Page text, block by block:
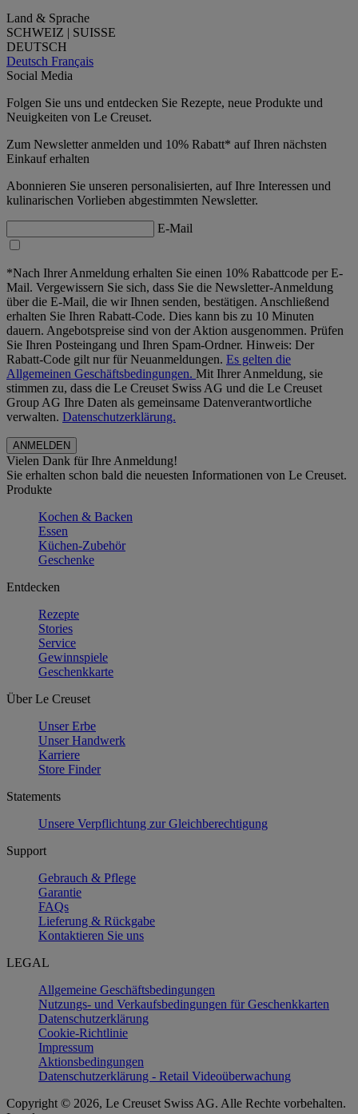
Land & Sprache
SCHWEIZ | SUISSE
DEUTSCH
Deutsch Français
Social Media
Folgen Sie uns und entdecken Sie Rezepte, neue Produkte und
Neuigkeiten von Le Creuset.
Zum Newsletter anmelden und 10% Rabatt* auf Ihren nächsten
Einkauf erhalten
Abonnieren Sie unseren personalisierten, auf Ihre Interessen und
kulinarischen Vorlieben abgestimmten Newsletter.
E-Mail
*Nach Ihrer Anmeldung erhalten Sie einen 10% Rabattcode per E-
Mail. Vergewissern Sie sich, dass Sie die Newsletter-Anmeldung
über die E-Mail, die wir Ihnen senden, bestätigen. Anschließend
erhalten Sie Ihren Rabatt-Code. Dies kann bis zu 10 Minuten
dauern. Angebotspreise sind von der Aktion ausgenommen. Prüfen
Sie Ihren Posteingang und Ihren Spam-Ordner. Hinweis: Der
Rabatt-Code gilt nur für Neuanmeldungen. Es gelten die
Allgemeinen Geschäftsbedingungen. Mit Ihrer Anmeldung, sie
stimmen zu, dass die Le Creuset Swiss AG und die Le Creuset
Group AG Ihre Daten als gemeinsame Datenverantwortliche
verwalten. Datenschutzerklärung.
Vielen Dank für Ihre Anmeldung!
Sie erhalten schon bald die neuesten Informationen von Le Creuset.
Produkte
Kochen & Backen
Essen
Küchen-Zubehör
Geschenke
Entdecken
Rezepte
Stories
Service
Gewinnspiele
Geschenkkarte
Über Le Creuset
Unser Erbe
Unser Handwerk
Karriere
Store Finder
Statements
Unsere Verpflichtung zur Gleichberechtigung
Support
Gebrauch & Pflege
Garantie
FAQs
Lieferung & Rückgabe
Kontaktieren Sie uns
LEGAL
Allgemeine Geschäftsbedingungen
Nutzungs- und Verkaufsbedingungen für Geschenkkarten
Datenschutzerklärung
Cookie-Richtlinie
Impressum
Aktionsbedingungen
Datenschutzerklärung - Retail Videoüberwachung
Copyright © 2026, Le Creuset Swiss AG. Alle Rechte vorbehalten.